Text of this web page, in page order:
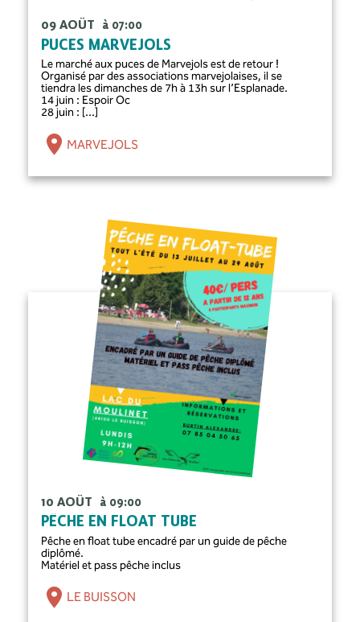
09 AOÛT à 07:00
PUCES MARVEJOLS
Le marché aux puces de Marvejols est de retour !
Organisé par des associations marvejolaises, il se
tiendra les dimanches de 7h à 13h sur l’Esplanade.
14 juin : Espoir Oc
28 juin : [...]
MARVEJOLS
10 AOÛT à 09:00
PÊCHE EN FLOAT TUBE
Pêche en float tube encadré par un guide de pêche
diplômé.
Matériel et pass pêche inclus
LE BUISSON